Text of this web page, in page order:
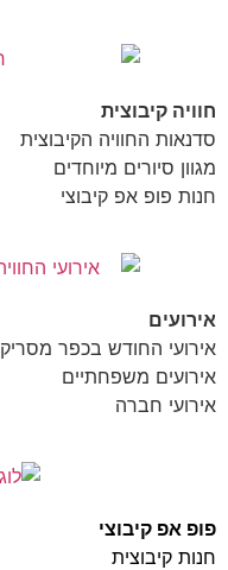
חוויה קיבוצית
סדנאות החוויה הקיבוצית
מגוון סיורים מיוחדים
חנות פופ אפ קיבוצי
אירועים
אירועי החודש בכפר מסריק
אירועים משפחתיים
אירועי חברה
פופ אפ קיבוצי
חנות קיבוצית